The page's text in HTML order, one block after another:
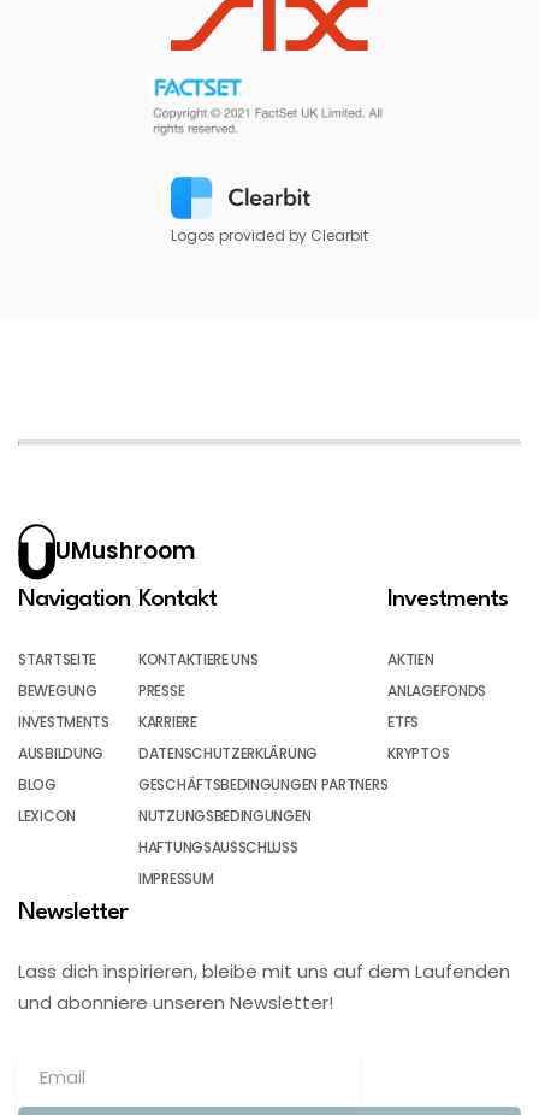
Logos provided by Clearbit
UMushroom
Navigation
STARTSEITE
BEWEGUNG
INVESTMENTS
AUSBILDUNG
BLOG
LEXICON
Kontakt
KONTAKTIERE UNS
PRESSE
KARRIERE
DATENSCHUTZERKLÄRUNG
GESCHÄFTSBEDINGUNGEN PARTNERS
NUTZUNGSBEDINGUNGEN
HAFTUNGSAUSSCHLUSS
IMPRESSUM
Investments
AKTIEN
ANLAGEFONDS
ETFS
KRYPTOS
Newsletter
Lass dich inspirieren, bleibe mit uns auf dem Laufenden
und abonniere unseren Newsletter!